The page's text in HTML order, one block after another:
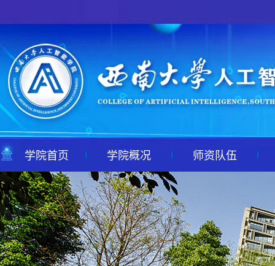
学院首页 学院概况 师资队伍